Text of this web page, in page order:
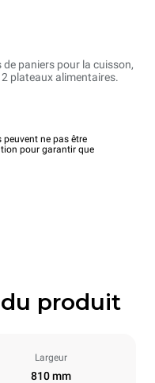
paniers pour la cuisson,
plateaux alimentaires.
ne pas être
pour garantir que
produit
Largeur
810 mm